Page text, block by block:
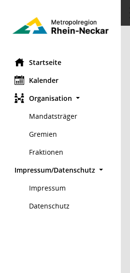
Startseite
Kalender
Organisation
Mandatsträger
Gremien
Fraktionen
Impressum/Datenschutz
Impressum
Datenschutz